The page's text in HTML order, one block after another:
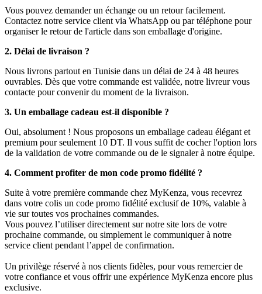
Vous pouvez demander un échange ou un retour facilement.
Contactez notre service client via WhatsApp ou par téléphone pour
organiser le retour de l'article dans son emballage d'origine.
2. Délai de livraison ?
Nous livrons partout en Tunisie dans un délai de 24 à 48 heures
ouvrables. Dès que votre commande est validée, notre livreur vous
contacte pour convenir du moment de la livraison.
3. Un emballage cadeau est-il disponible ?
Oui, absolument ! Nous proposons un emballage cadeau élégant et
premium pour seulement 10 DT. Il vous suffit de cocher l'option lors
de la validation de votre commande ou de le signaler à notre équipe.
4. Comment profiter de mon code promo fidélité ?
Suite à votre première commande chez MyKenza, vous recevrez
dans votre colis un code promo fidélité exclusif de 10%, valable à
vie sur toutes vos prochaines commandes.
Vous pouvez l’utiliser directement sur notre site lors de votre
prochaine commande, ou simplement le communiquer à notre
service client pendant l’appel de confirmation.
Un privilège réservé à nos clients fidèles, pour vous remercier de
votre confiance et vous offrir une expérience MyKenza encore plus
exclusive.